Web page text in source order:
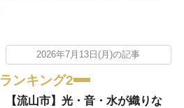
2026年7月13日(月)の記事
ランキング2
【流山市】光・音・水が織りな